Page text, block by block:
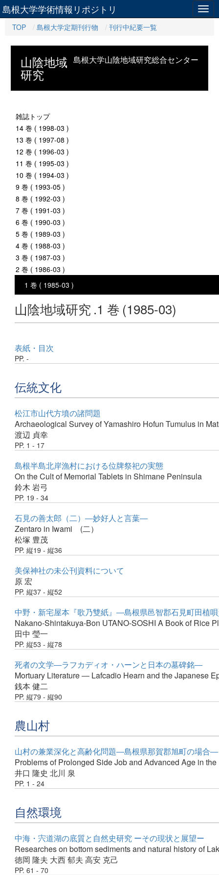
島根大学学術情報リポジトリ
TOP 島根大学定期刊行物 刊行中紀要一覧
島根大学山陰地域研究総合センター
山陰地域
研究
雑誌トップ
14 巻 ( 1998-03 )
13 巻 ( 1997-08 )
12 巻 ( 1996-03 )
11 巻 ( 1995-03 )
10 巻 ( 1994-03 )
9 巻 ( 1993-05 )
8 巻 ( 1992-03 )
7 巻 ( 1991-03 )
6 巻 ( 1990-03 )
5 巻 ( 1989-03 )
4 巻 ( 1988-03 )
3 巻 ( 1987-03 )
2 巻 ( 1986-03 )
1 巻 ( 1985-03 )
山陰地域研究 .1 巻 (1985-03)
表紙・目次
PP. -
伝統文化
松江市山代方墳の諸問題
Archaeological Survey of Yamashiro Hofun Tumulus in
渡辺 貞幸
PP. 1 - 17
島根半島北岸漁村における位牌祭祀の実態
On the Cult of Memorial Tablets in Shimane Peninsula
鈴木 岩弓
PP. 19 - 34
石見の善太郎（二）―妙好人と言葉―
Zentaro in Iwami (二）
松塚 豊茂
PP. 縦19 - 縦36
美保神社の未公刊資料について
原 宏
PP. 縦37 - 縦52
中野・新宅屋本『歌乃雙紙』―島根県邑智郡石見町田植
Nakano-Shintakuya-Bon UTANO-SOSHI A Book of Rice
田中 瑩一
PP. 縦53 - 縦78
死者の文学―ラフカディオ・ハーンと日本の墓碑銘―
Mortuary Literature ― Lafcadio Hearn and the Japanese
銭本 健二
PP. 縦79 - 縦90
農山村
山村の兼業深化と高齢化問題―島根県那賀郡旭町の場合―
Problems of Prolonged Side Job and Advanced Age in
井口 隆史 北川 泉
PP. 1 - 24
自然環境
中海・宍道湖の底質と自然史研究 ーその現状と展望ー
Researches on bottom sediments and natural history of
徳岡 隆夫 大西 郁夫 高安 克己
PP. 61 - 70